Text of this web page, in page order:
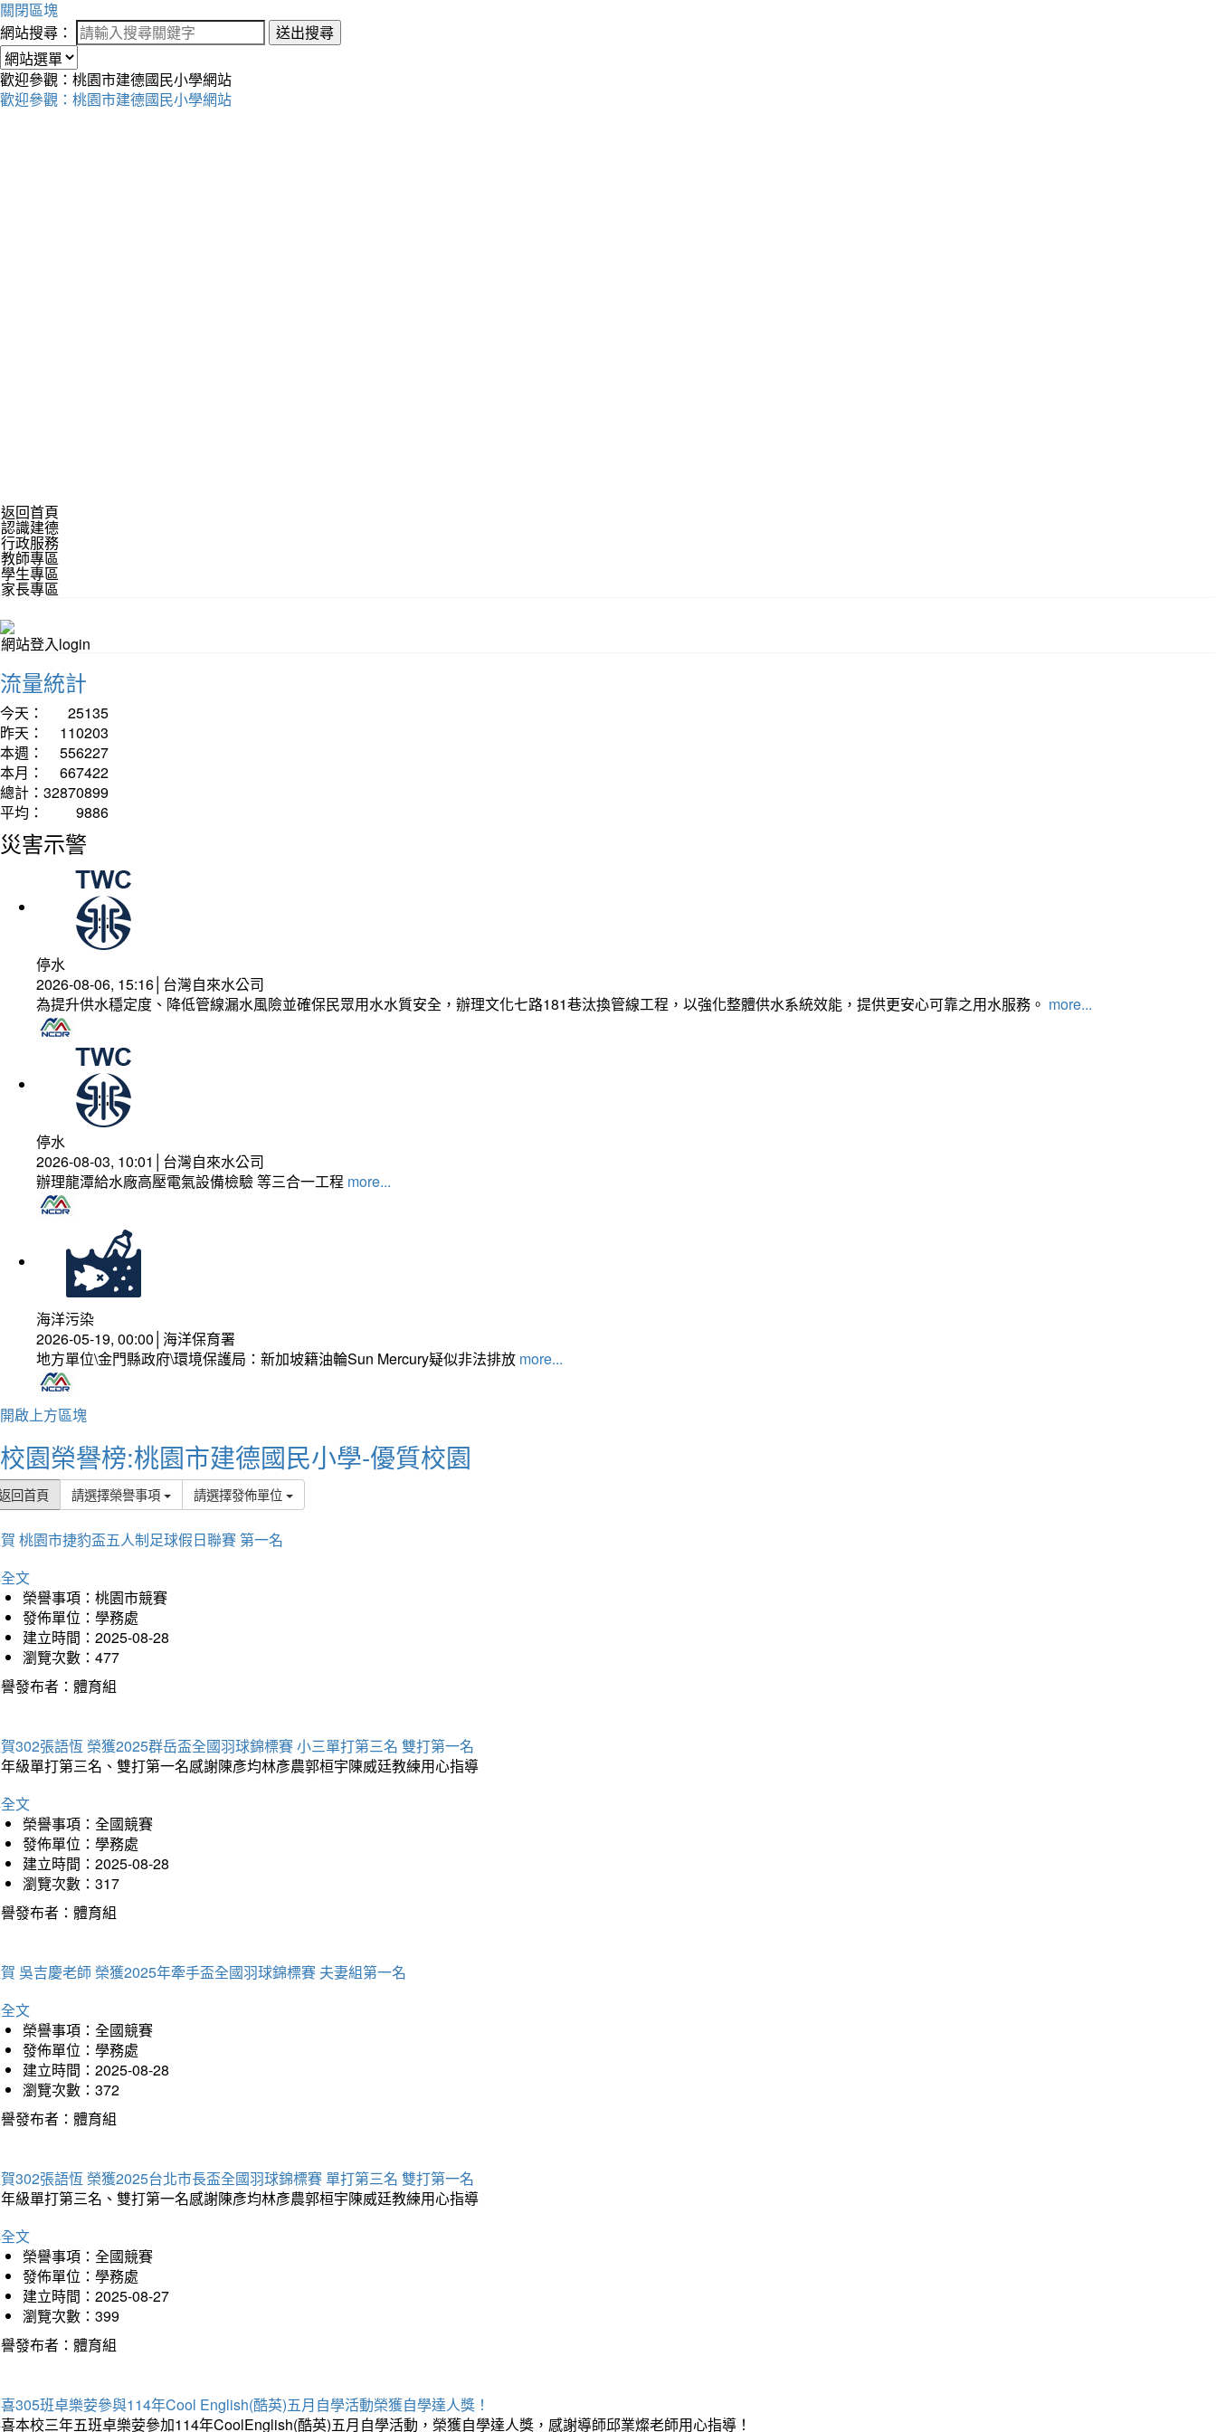
關閉區塊
網站搜尋：
送出搜尋
歡迎參觀：桃園市建德國民小學網站
歡迎參觀：桃園市建德國民小學網站
返回首頁
認識建德
行政服務
教師專區
學生專區
家長專區
網站登入login
流量統計
今天：
25135
昨天：
110203
本週：
556227
本月：
667422
總計： 32870899
平均：
9886
災害示警
停水
2026-08-06, 15:16│台灣自來水公司
為提升供水穩定度、降低管線漏水風險並確保民眾用水水質安全，辦理文化七路181巷汰換管線工程，以強化整體供水系統效能，提供更安心可靠之用水服務。 more...
停水
2026-08-03, 10:01│台灣自來水公司
辦理龍潭給水廠高壓電氣設備檢驗 等三合一工程 more...
海洋污染
2026-05-19, 00:00│海洋保育署
地方單位\金門縣政府\環境保護局：新加坡籍油輪Sun Mercury疑似非法排放 more...
開啟上方區塊
校園榮譽榜:桃園市建德國民小學-優質校園
回首頁 請選擇榮譽事項 請選擇發佈單位
桃園市捷豹盃五人制足球假日聯賽 第一名
文
榮譽事項：桃園市競賽
發佈單位：學務處
建立時間：2025-08-28
瀏覽次數：477
發布者：體育組
302張語恆 榮獲2025群岳盃全國羽球錦標賽 小三單打第三名 雙打第一名
級單打第三名、雙打第一名感謝陳彥均林彥農郭桓宇陳威廷教練用心指導
文
榮譽事項：全國競賽
發佈單位：學務處
建立時間：2025-08-28
瀏覽次數：317
發布者：體育組
吳吉慶老師 榮獲2025年牽手盃全國羽球錦標賽 夫妻組第一名
文
榮譽事項：全國競賽
發佈單位：學務處
建立時間：2025-08-28
瀏覽次數：372
發布者：體育組
302張語恆 榮獲2025台北市長盃全國羽球錦標賽 單打第三名 雙打第一名
級單打第三名、雙打第一名感謝陳彥均林彥農郭桓宇陳威廷教練用心指導
文
榮譽事項：全國競賽
發佈單位：學務處
建立時間：2025-08-27
瀏覽次數：399
發布者：體育組
305班卓樂荌參與114年Cool English(酷英)五月自學活動榮獲自學達人獎！
本校三年五班卓樂荌參加114年CoolEnglish(酷英)五月自學活動，榮獲自學達人獎，感謝導師邱業燦老師用心指導！